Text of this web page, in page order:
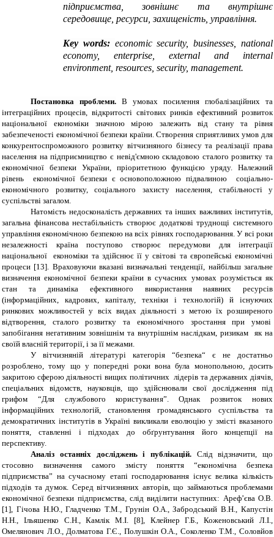
підприємства, зовнішнє та внутрішнє
середовище, ресурси, захищеність, управління.
Key words: economic security, businesses, national
economy, enterprise, external and internal
environment, resources, security, management.
Постановка проблеми.
В умовах посилення глобалізаційних та
інтеграційних процесів, відкритості світових ринків ефективний розвиток
національної економіки значною мірою залежить від стану та рівня
забезпеченості економічної безпеки країни. Створення сприятливих умов для
конкурентоспроможного розвитку вітчизняного бізнесу та реалізації права
населення на підприємництво є невід'ємною складовою сталого розвитку та
економічної безпеки України, пріоритетною функцією уряду. Належний
рівень економічної безпеки є основоположною підвалиною соціально-
економічного розвитку, соціального захисту населення, стабільності у
суспільстві загалом.
Натомість недосконалість державних та інших важливих інститутів,
загальна фінансова нестабільність створює додаткові труднощі системного
управління економічною безпекою на всіх рівнях господарювання. У всі роки
незалежності країна поступово створює передумови для інтеграції
національної економіки та здійснює її у світові та європейські економічні
процеси [13]. Враховуючи вказані визначальні тенденції, найбільш загальне
визначення економічної безпеки країни в сучасних умовах розуміється як
стан та динаміка ефективного використання наявних ресурсів
(інформаційних, кадрових, капіталу, техніки і технологій) й існуючих
ринкових можливостей у всіх видах діяльності з метою їх розширеного
відтворення, сталого розвитку та економічного зростання при умові
запобігання негативним зовнішнім та внутрішнім наслідкам, ризикам як на
своїй власній території, і за її межами.
У вітчизняній літературі категорія “безпека“ є не достатньо
розроблено, тому що у попередні роки вона була монопольною, досить
закритою сферою діяльності вищих політичних лідерів та державних діячів,
спеціальних відомств, науковців, що здійснювали свої дослідження під
грифом “Для службового користування”. Однак розвиток нових
інформаційних технологій, становлення громадянського суспільства та
демократичних інститутів в Україні викликали еволюцію у змісті вказаного
поняття, ставленні і підходах до обґрунтування його концепції на
перспективу.
Аналіз останніх досліджень і публікацій. Слід відзначити, що
стосовно визначення самого змісту поняття “економічна безпека
підприємства” на сучасному етапі господарювання існує велика кількість
підходів та думок. Серед вітчизняних авторів, що займаються проблемами
економічної безпеки підприємства, слід виділити наступних: Ареф’єва О.В.
[1], Гічова Н.Ю., Гладченко Т.М., Грунін О.А., Забродський В.Н., Капустін
Н.Н., Ільяшенко С.Н., Камлік М.І. [8], Клейнер Г.Б., Коженовський Л.І.,
Омелянович Л.О., Долматова Г.Є., Полушкін О.А., Соколенко Т.М., Соловйов